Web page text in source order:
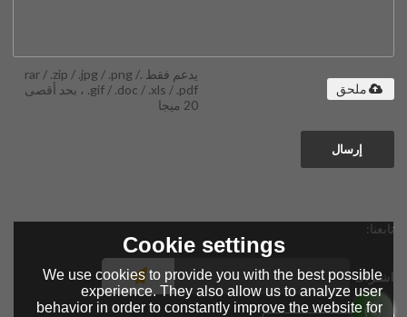
يدعم فقط .rar / .zip / .jpg / .png /
.gif / .doc / .xls / .pdf ، بحد أقصى
20 ميجا
ملحق
إرسال
تابعنا:
اشتراك
Cookie settings
We use cookies to provide you with the best possible
experience. They also allow us to analyze user
behavior in order to constantly improve the website for